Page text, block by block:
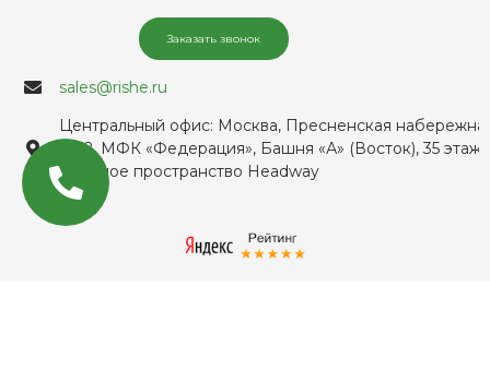
Заказать звонок
sales@rishe.ru
Центральный офис: Москва, Пресненская
д. 12, МФК «Федерация», Башня «А» (Восток), 35 этаж,
офисное пространство Headway